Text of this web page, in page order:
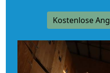
Kostenlose